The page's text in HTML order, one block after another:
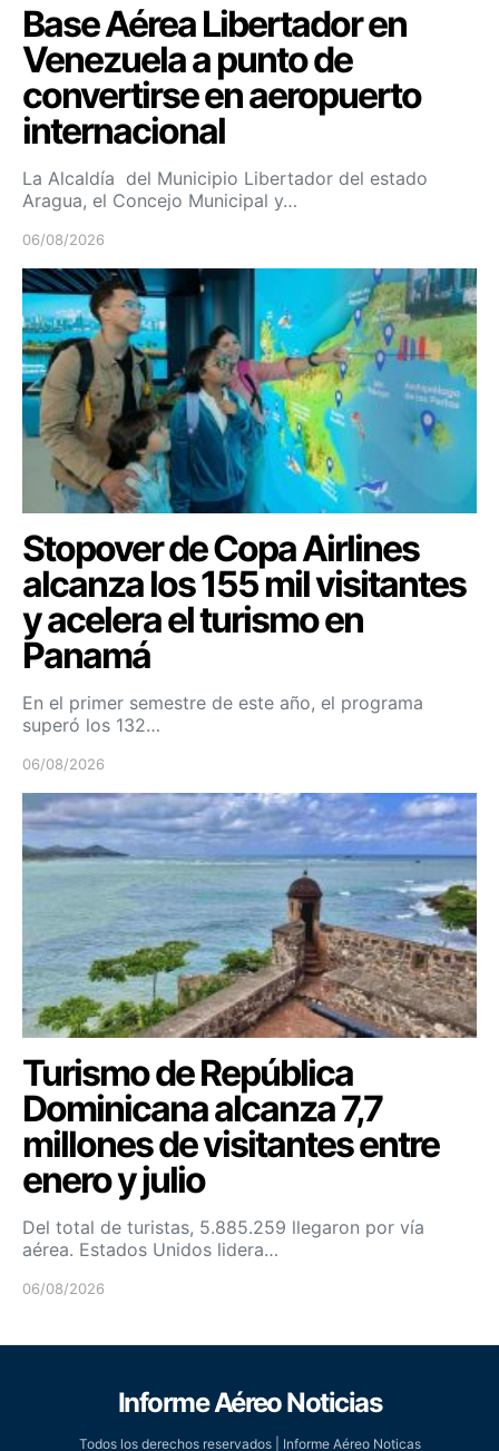
Base Aérea Libertador en
Venezuela a punto de
convertirse en aeropuerto
internacional
La Alcaldía del Municipio Libertador del estado
Aragua, el Concejo Municipal y…
06/08/2026
Stopover de Copa Airlines
alcanza los 155 mil visitantes
y acelera el turismo en
Panamá
En el primer semestre de este año, el programa
superó los 132…
06/08/2026
Turismo de República
Dominicana alcanza 7,7
millones de visitantes entre
enero y julio
Del total de turistas, 5.885.259 llegaron por vía
aérea. Estados Unidos lidera…
06/08/2026
Informe Aéreo Noticias
Todos los derechos reservados | Informe Aéreo Noticas